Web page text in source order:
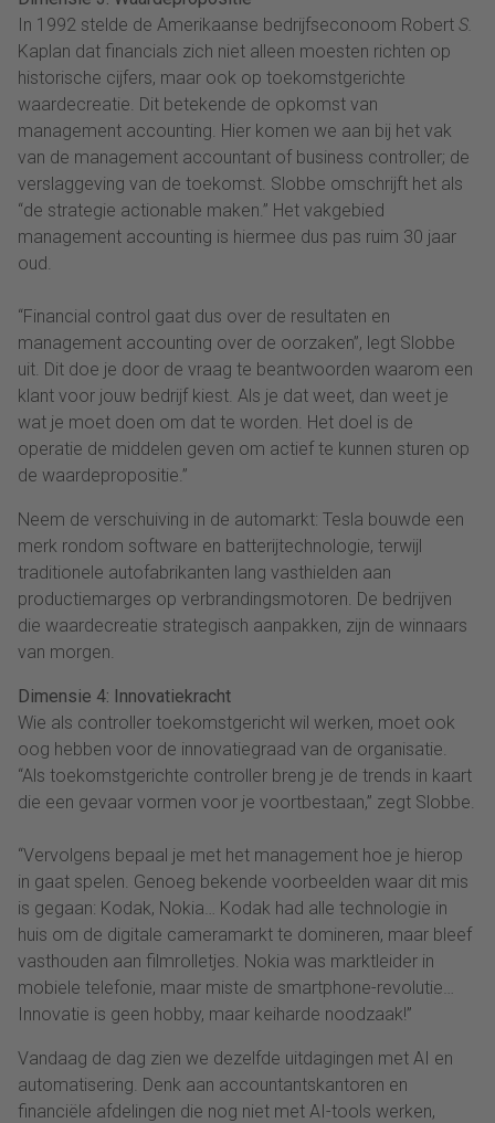
In 1992 stelde de Amerikaanse bedrijfseconoom Robert S.
Kaplan dat financials zich niet alleen moesten richten op
historische cijfers, maar ook op toekomstgerichte
waardecreatie. Dit betekende de opkomst van
management accounting. Hier komen we aan bij het vak
van de management accountant of business controller; de
verslaggeving van de toekomst. Slobbe omschrijft het als
“de strategie actionable maken.” Het vakgebied
management accounting is hiermee dus pas ruim 30 jaar
oud.
“Financial control gaat dus over de resultaten en
management accounting over de oorzaken”, legt Slobbe
uit. Dit doe je door de vraag te beantwoorden waarom een
klant voor jouw bedrijf kiest. Als je dat weet, dan weet je
wat je moet doen om dat te worden. Het doel is de
operatie de middelen geven om actief te kunnen sturen op
de waardepropositie.”
Neem de verschuiving in de automarkt: Tesla bouwde een
merk rondom software en batterijtechnologie, terwijl
traditionele autofabrikanten lang vasthielden aan
productiemarges op verbrandingsmotoren. De bedrijven
die waardecreatie strategisch aanpakken, zijn de winnaars
van morgen.
Dimensie 4: Innovatiekracht
Wie als controller toekomstgericht wil werken, moet ook
oog hebben voor de innovatiegraad van de organisatie.
“Als toekomstgerichte controller breng je de trends in kaart
die een gevaar vormen voor je voortbestaan,” zegt Slobbe.
“Vervolgens bepaal je met het management hoe je hierop
in gaat spelen. Genoeg bekende voorbeelden waar dit mis
is gegaan: Kodak, Nokia… Kodak had alle technologie in
huis om de digitale cameramarkt te domineren, maar bleef
vasthouden aan filmrolletjes. Nokia was marktleider in
mobiele telefonie, maar miste de smartphone-revolutie…
Innovatie is geen hobby, maar keiharde noodzaak!”
Vandaag de dag zien we dezelfde uitdagingen met AI en
automatisering. Denk aan accountantskantoren en
financiële afdelingen die nog niet met AI-tools werken,